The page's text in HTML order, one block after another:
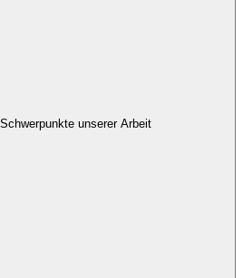
unserer Arbeit